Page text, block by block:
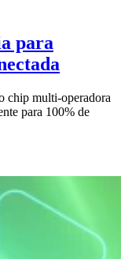
para
chip multi-operadora
para 100% de